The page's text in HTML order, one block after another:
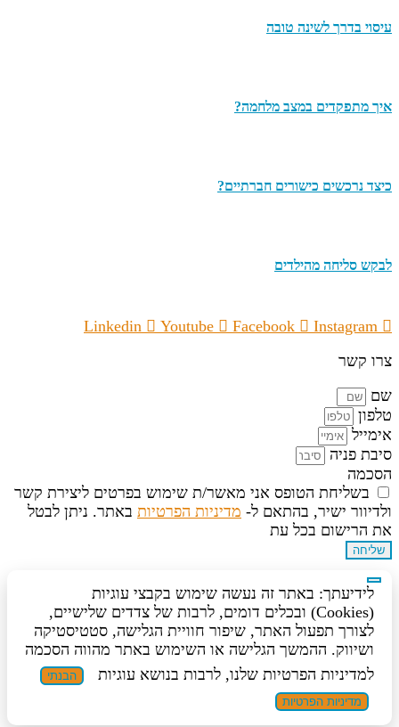
עיסוי בדרך לשינה טובה
איך מתפקדים במצב מלחמה?
כיצד נרכשים כישורים חברתיים?
לבקש סליחה מהילדים
Linkedin Youtube Facebook
Instagram
צרו קשר
שם
טלפון
אימייל
סיבת פניה
הסכמה
בשליחת הטופס אני מאשר/ת שימוש בפרטים ליצירת קשר
ולדיוור ישיר, בהתאם ל- מדיניות הפרטיות באתר. ניתן לבטל
את הרישום בכל עת
שליחה
לידיעתך: באתר זה נעשה שימוש בקבצי עוגיות
(Cookies) ובכלים דומים, לרבות של צדדים שלישיים,
לצורך תפעול האתר, שיפור חוויית הגלישה, סטטיסטיקה
ושיווק. ההמשך הגלישה או השימוש באתר מהווה הסכמה
למדיניות הפרטיות שלנו, לרבות בנושא עוגיות
הבנתי
מדיניות הפרטיות